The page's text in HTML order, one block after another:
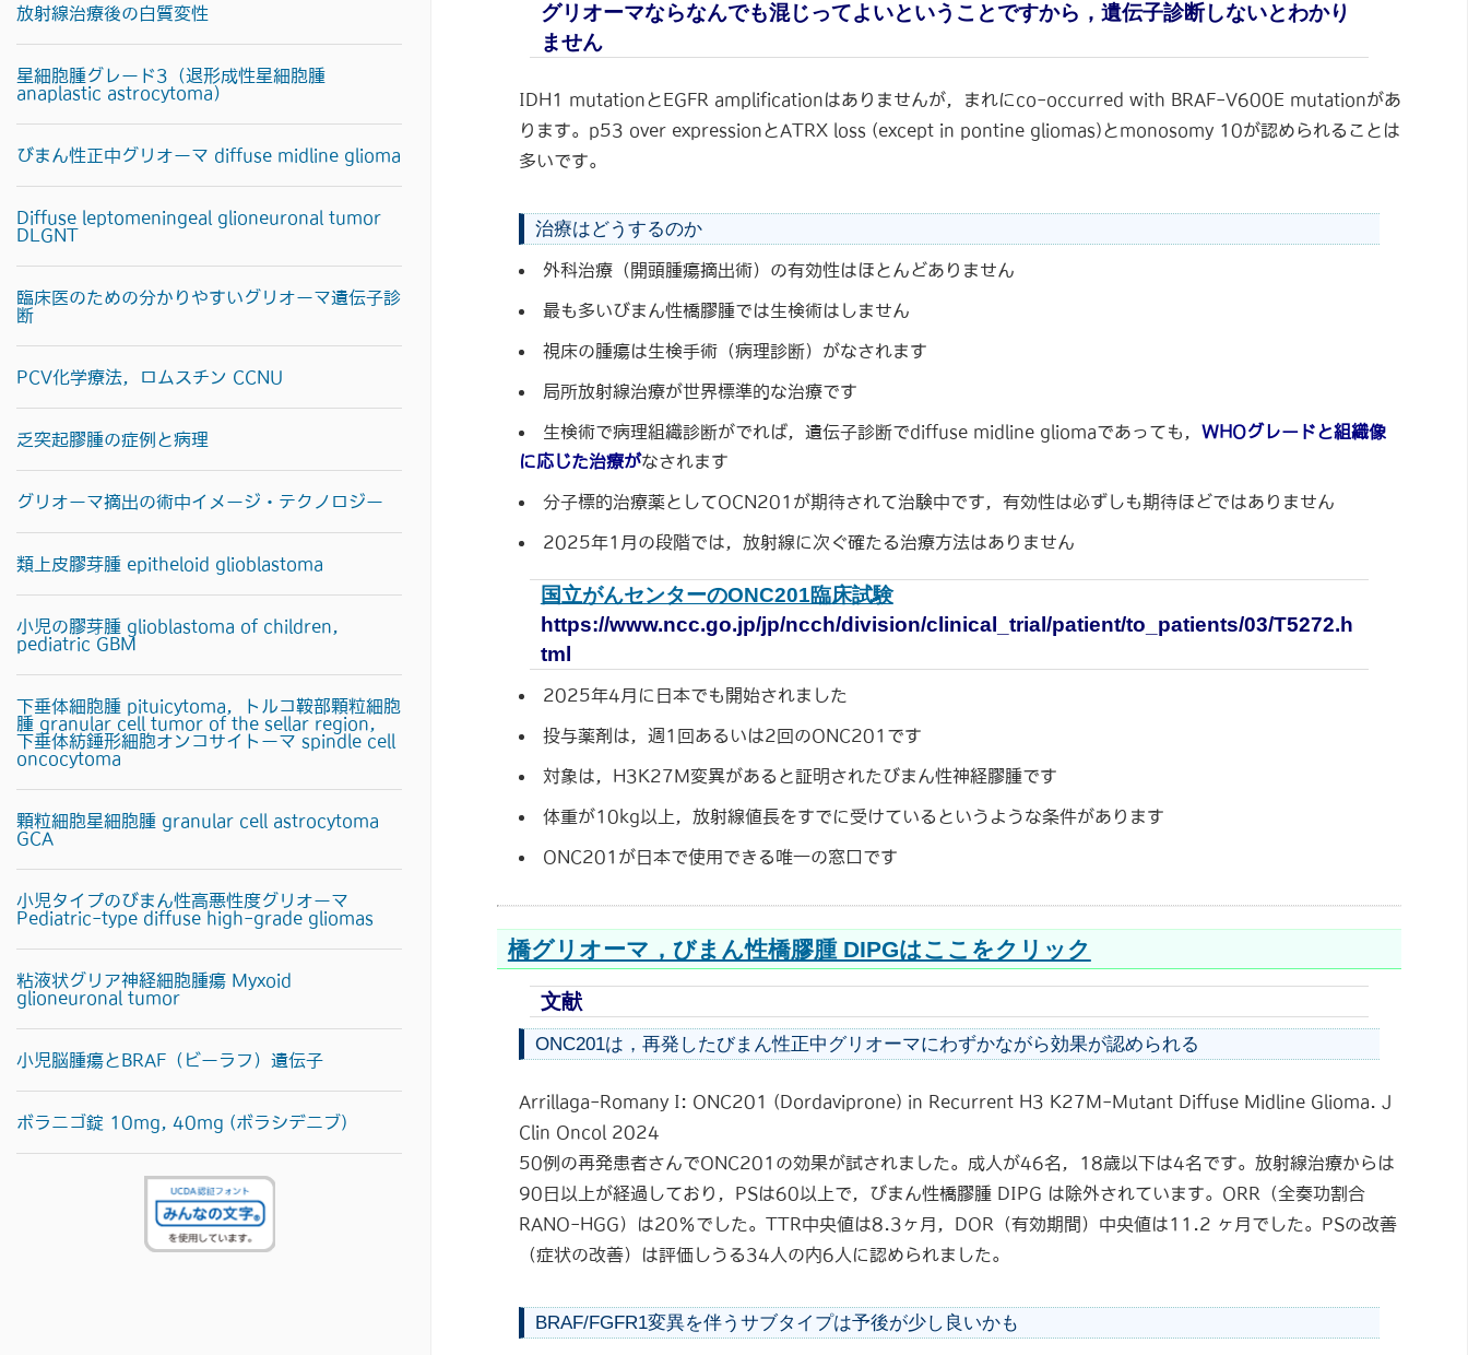
グリオーマならなんでも混じってよいということですから，遺伝子診断しないとわかり
ません
IDH1 mutationとEGFR amplificationはありませんが，まれにco-occurred with BRAF-V600E mutationがあ
ります。p53 over expressionとATRX loss (except in pontine gliomas)とmonosomy 10が認められることは
多いです。
治療はどうするのか
外科治療（開頭腫瘍摘出術）の有効性はほとんどありません
最も多いびまん性橋膠腫では生検術はしません
視床の腫瘍は生検手術（病理診断）がなされます
局所放射線治療が世界標準的な治療です
生検術で病理組織診断がでれば，遺伝子診断でdiffuse midline gliomaであっても， WHOグレードと組織像
に応じた治療がなされます
分子標的治療薬としてOCN201が期待されて治験中です，有効性は必ずしも期待ほどではありません
2025年1月の段階では，放射線に次ぐ確たる治療方法はありません
国立がんセンターのONC201臨床試験
https://www.ncc.go.jp/jp/ncch/division/clinical_trial/patient/to_patients/03/T5272.h
tml
2025年4月に日本でも開始されました
投与薬剤は，週1回あるいは2回のONC201です
対象は，H3K27M変異があると証明されたびまん性神経膠腫です
体重が10kg以上，放射線値長をすでに受けているというような条件があります
ONC201が日本で使用できる唯一の窓口です
橋グリオーマ，びまん性橋膠腫 DIPGはここをクリック
文献
ONC201は，再発したびまん性正中グリオーマにわずかながら効果が認められる
Arrillaga-Romany I: ONC201 (Dordaviprone) in Recurrent H3 K27M-Mutant Diffuse Midline Glioma. J
Clin Oncol 2024
50例の再発患者さんでONC201の効果が試されました。成人が46名，18歳以下は4名です。放射線治療からは
90日以上が経過しており，PSは60以上で，びまん性橋膠腫 DIPG は除外されています。ORR（全奏功割合
RANO-HGG）は20％でした。TTR中央値は8.3ヶ月，DOR（有効期間）中央値は11.2 ヶ月でした。PSの改善
（症状の改善）は評価しうる34人の内6人に認められました。
BRAF/FGFR1変異を伴うサブタイプは予後が少し良いかも
放射線治療後の白質変性
星細胞腫グレード3（退形成性星細胞腫
anaplastic astrocytoma）
びまん性正中グリオーマ diffuse midline glioma
Diffuse leptomeningeal glioneuronal tumor
DLGNT
臨床医のための分かりやすいグリオーマ遺伝子診
断
PCV化学療法，ロムスチン CCNU
乏突起膠腫の症例と病理
グリオーマ摘出の術中イメージ・テクノロジー
類上皮膠芽腫 epitheloid glioblastoma
小児の膠芽腫 glioblastoma of children,
pediatric GBM
下垂体細胞腫 pituicytoma，トルコ鞍部顆粒細胞
腫 granular cell tumor of the sellar region，
下垂体紡錘形細胞オンコサイトーマ spindle cell
oncocytoma
顆粒細胞星細胞腫 granular cell astrocytoma
GCA
小児タイプのびまん性高悪性度グリオーマ
Pediatric-type diffuse high-grade gliomas
粘液状グリア神経細胞腫瘍 Myxoid
glioneuronal tumor
小児脳腫瘍とBRAF（ビーラフ）遺伝子
ボラニゴ錠 10mg, 40mg (ボラシデニブ)